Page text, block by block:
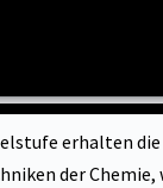
erhalten die
der Chemie,